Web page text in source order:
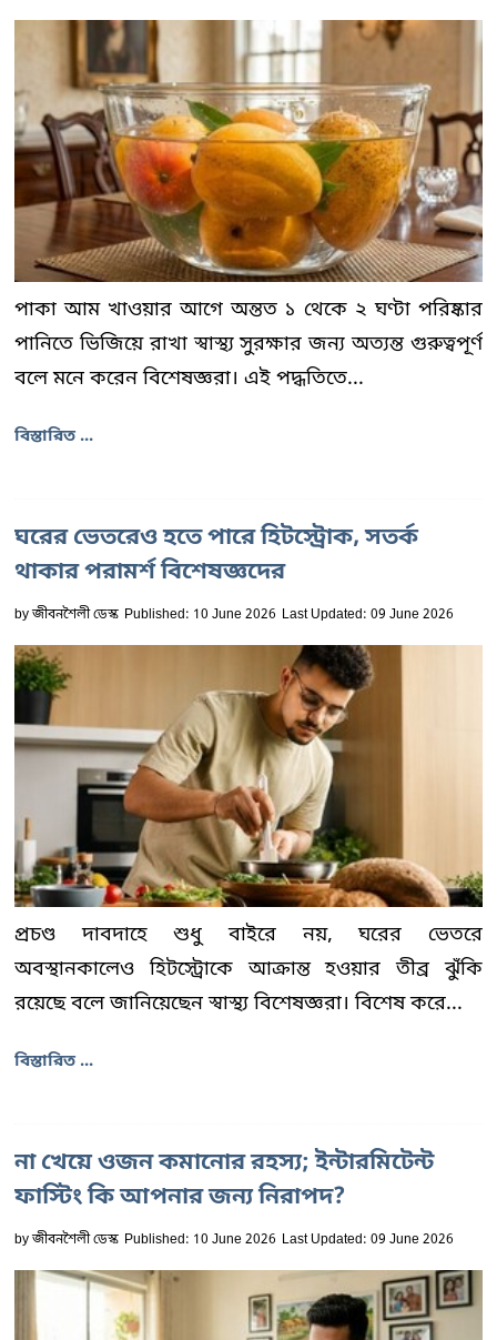
পাকা আম খাওয়ার আগে অন্তত ১ থেকে ২ ঘণ্টা পরিষ্কার
পানিতে ভিজিয়ে রাখা স্বাস্থ্য সুরক্ষার জন্য অত্যন্ত গুরুত্বপূর্ণ
বলে মনে করেন বিশেষজ্ঞরা। এই পদ্ধতিতে...
বিস্তারিত ...
ঘরের ভেতরেও হতে পারে হিটস্ট্রোক, সতর্ক
থাকার পরামর্শ বিশেষজ্ঞদের
byজীবনশৈলী ডেস্ক Published: 10 June 2026 Last Updated: 09 June 2026
প্রচণ্ড দাবদাহে শুধু বাইরে নয়, ঘরের ভেতরে
অবস্থানকালেও হিটস্ট্রোকে আক্রান্ত হওয়ার তীব্র ঝুঁকি
রয়েছে বলে জানিয়েছেন স্বাস্থ্য বিশেষজ্ঞরা। বিশেষ করে...
বিস্তারিত ...
না খেয়ে ওজন কমানোর রহস্য; ইন্টারমিটেন্ট
ফাস্টিং কি আপনার জন্য নিরাপদ?
byজীবনশৈলী ডেস্ক Published: 10 June 2026 Last Updated: 09 June 2026